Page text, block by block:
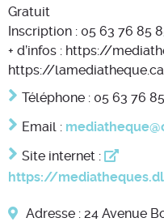
Gratuit
Inscription : 05 63 76 85
+ d’infos : https://
https://
Téléphone : 05 63 76
Email :
Site internet :
https://
Adresse : 24 Avenue